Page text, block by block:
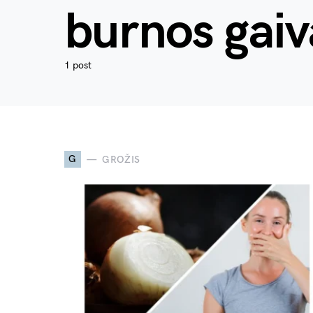
burnos
1 post
G GROŽIS